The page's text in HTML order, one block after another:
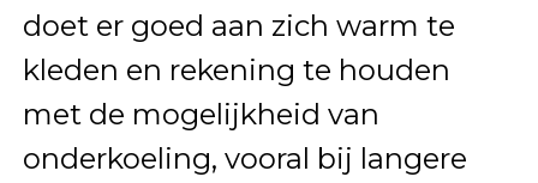
doet er goed aan zich warm te
kleden en rekening te houden
met de mogelijkheid van
onderkoeling, vooral bij langere